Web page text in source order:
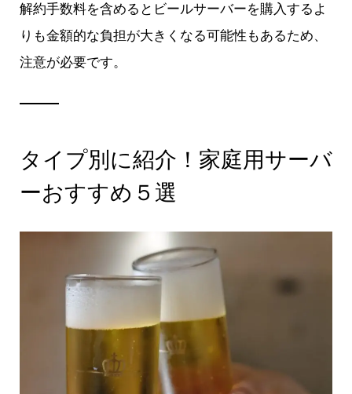
解約手数料を含めるとビールサーバーを購入するよ
りも金額的な負担が大きくなる可能性もあるため、
注意が必要です。
タイプ別に紹介！家庭用サーバ
ーおすすめ５選